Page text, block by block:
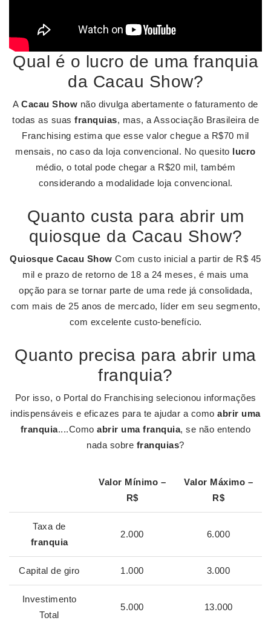
Qual é o lucro de uma franquia
da Cacau Show?
ACacau Show não divulga abertamente o faturamento de
todas as suas franquias, mas, a Associação Brasileira de
Franchising estima que esse valor chegue a R$70 mil
mensais, no caso da loja convencional. No quesito lucro
médio, o total pode chegar a R$20 mil, também
considerando a modalidade loja convencional.
Quanto custa para abrir um
quiosque da Cacau Show?
Quiosque Cacau Show Com custo inicial a partir de R$ 45
mil e prazo de retorno de 18 a 24 meses, é mais uma
opção para se tornar parte de uma rede já consolidada,
com mais de 25 anos de mercado, líder em seu segmento,
com excelente custo-benefício.
Quanto precisa para abrir uma
franquia?
Por isso, o Portal do Franchising selecionou informações
indispensáveis e eficazes para te ajudar a comoabrir uma
franquia....Comoabrir uma franquia, se não entendo
nada sobre franquias?
Valor Mínimo –
R$
Valor Máximo –
R$
Taxa de
franquia
2.000 6.000
Capital de giro 1.000 3.000
Investimento
Total
5.000 13.000